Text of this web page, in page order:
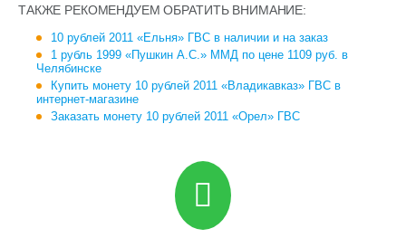
ТАКЖЕ РЕКОМЕНДУЕМ ОБРАТИТЬ ВНИМАНИЕ:
10 рублей 2011 «Ельня» ГВС в наличии и на заказ
1 рубль 1999 «Пушкин А.С.» ММД по цене 1109 руб. в
Челябинске
Купить монету 10 рублей 2011 «Владикавказ» ГВС в
интернет-магазине
Заказать монету 10 рублей 2011 «Орел» ГВС